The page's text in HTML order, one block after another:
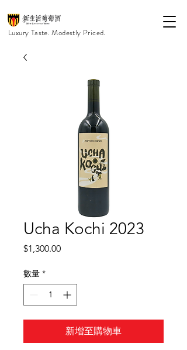
Luxury Taste. Modestly Priced.
Ucha Kochi 2023
$1,300.00價
數量 *
新增至購物車